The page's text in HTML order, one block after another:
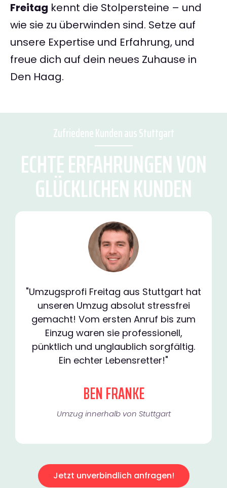
Freitag kennt die Stolpersteine – und
wie sie zu überwinden sind. Setze auf
unsere Expertise und Erfahrung, und
freue dich auf dein neues Zuhause in
Den Haag.
Zufriedene Kunden aus Stuttgart
ECHTE ERFAHRUNGEN VON
GLÜCKLICHEN KUNDEN
"Umzugsprofi Freitag aus Stuttgart hat
unseren Umzug absolut stressfrei
gemacht! Vom ersten Anruf bis zum
Einzug waren sie professionell,
pünktlich und unglaublich sorgfältig.
Ein echter Lebensretter!"
BEN FRANKE
Umzug innerhalb von Stuttgart​
Jetzt unverbindlich anfragen!